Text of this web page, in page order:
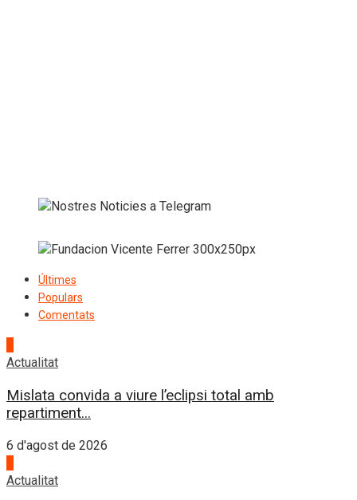
Últimes
Populars
Comentats
Actualitat
Mislata convida a viure l’eclipsi total amb
repartiment...
6 d'agost de 2026
Actualitat